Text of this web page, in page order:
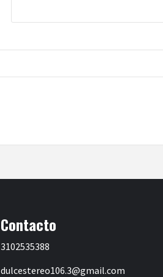
Contacto
3102535388
dulcestereo106.3@gmail.com